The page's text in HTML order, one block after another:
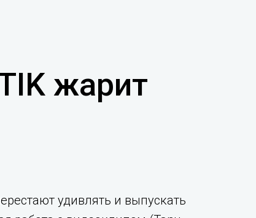
жарит
удивлять и выпускать